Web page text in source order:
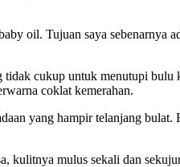
oil. Tujuan saya sebenarnya
tidak cukup untuk menutupi bulu
coklat kemerahan.
yang hampir telanjang bulat.
kulitnya mulus sekali dan